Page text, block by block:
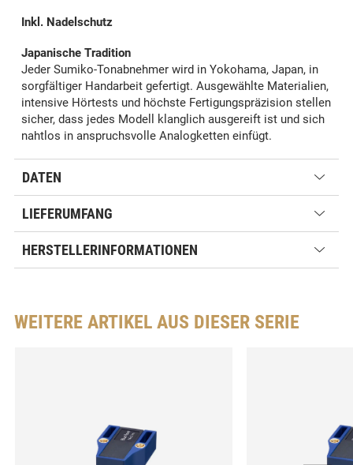
Inkl. Nadelschutz
Japanische Tradition
Jeder Sumiko-Tonabnehmer wird in Yokohama, Japan, in
sorgfältiger Handarbeit gefertigt. Ausgewählte Materialien,
intensive Hörtests und höchste Fertigungspräzision stellen
sicher, dass jedes Modell klanglich ausgereift ist und sich
nahtlos in anspruchsvolle Analogketten einfügt.
DATEN
LIEFERUMFANG
HERSTELLERINFORMATIONEN
WEITERE ARTIKEL AUS DIESER SERIE